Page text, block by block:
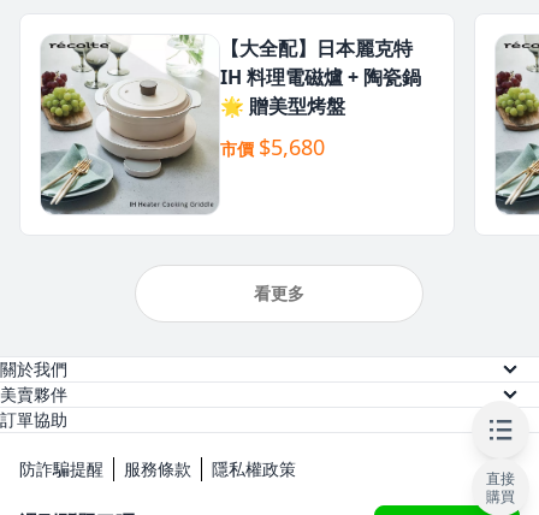
【大全配】日本麗克特
IH 料理電磁爐 + 陶瓷鍋
🌟 贈美型烤盤
市價 $5,680
看更多
直接
購買
關於我們
關於美賣
人才招募
美賣夥伴
供應商註冊
網紅註冊
訂單協助
防詐騙提醒 服務條款 隱私權政策